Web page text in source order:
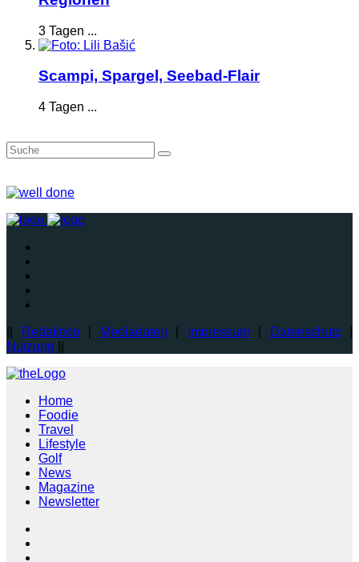
3 Tagen ...
Scampi, Spargel, Seebad-Flair
4 Tagen ...
Redaktion Mediadaten Impressum| Datenschutz
Nutzung
Home
Foodie
Travel
Lifestyle
Golf
News
Magazine
Newsletter